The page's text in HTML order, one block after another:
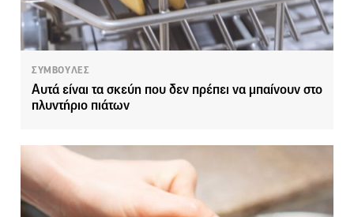
ΣΥΜΒΟΥΛΕΣ
Αυτά είναι τα σκεύη που δεν πρέπει να μπαίνουν στο
πλυντήριο πιάτων